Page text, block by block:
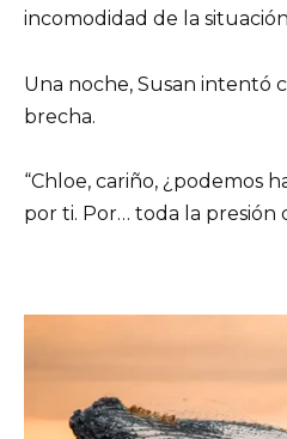
incomodidad de la
Una noche, Susan intentó
brecha.
“Chloe, cariño, ¿podemos
por ti. Por… toda la presión